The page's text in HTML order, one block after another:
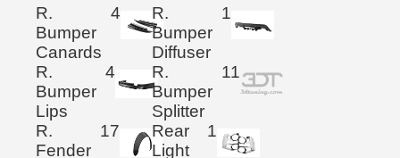
R.
Bumper
Canards
4
R.
Bumper
Diffuser
1
R.
Bumper
Lips
4
R.
Bumper
Splitter
11
R.
Fender
17
Rear
Light
1